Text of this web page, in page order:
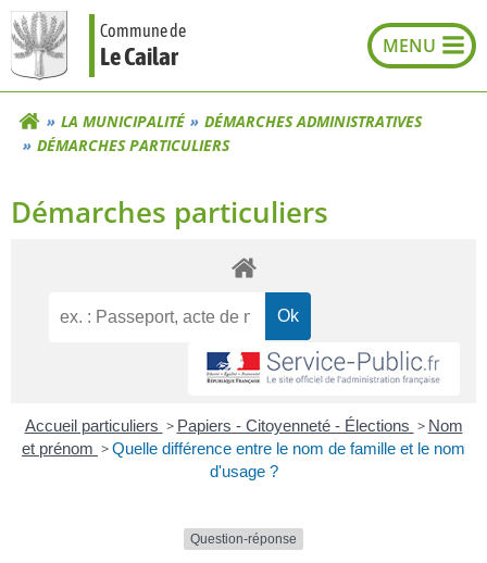
Aller
au
contenu
Commune de
Le Cailar
LA MUNICIPALITÉ
DÉMARCHES ADMINISTRATIVES
DÉMARCHES PARTICULIERS
Démarches particuliers
Accueil particuliers > Papiers - Citoyenneté - Élections > Nom
et prénom >Quelle différence entre le nom de famille et le nom
d'usage ?
Question-réponse